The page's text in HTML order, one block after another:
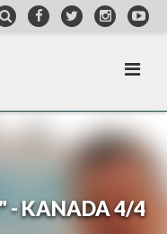
- KANADA 4/4